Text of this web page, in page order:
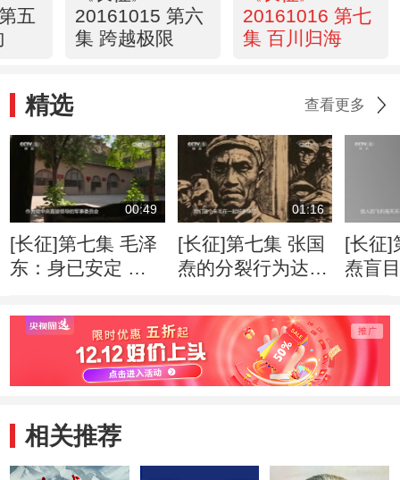
五
20161015 第六
集 跨越极限
20161016 第七
集 百川归海
精选 查看更多
00:49
[长征]第七集 毛泽
东：身已安定 心
01:16
[长征]第七集 张国
焘的分裂行为达到
[长征]
焘盲
相关推荐